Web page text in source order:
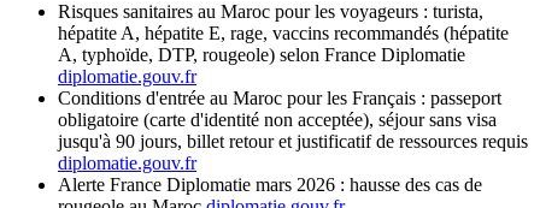
Risques sanitaires au Maroc pour les voyageurs : turista,
hépatite A, hépatite E, rage, vaccins recommandés (hépatite
A, typhoïde, DTP, rougeole) selon France Diplomatie
diplomatie.gouv.fr
Conditions d'entrée au Maroc pour les Français : passeport
obligatoire (carte d'identité non acceptée), séjour sans visa
jusqu'à 90 jours, billet retour et justificatif de ressources requis
diplomatie.gouv.fr
Alerte France Diplomatie mars 2026 : hausse des cas de